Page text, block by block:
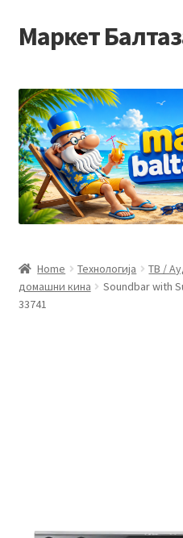
Skip
to
Skip
to
Маркет
Checkout
Homepage
Privacy Policy
Контакт
Home Технологија ТВ /
домашни кина
Soundbar with
33741